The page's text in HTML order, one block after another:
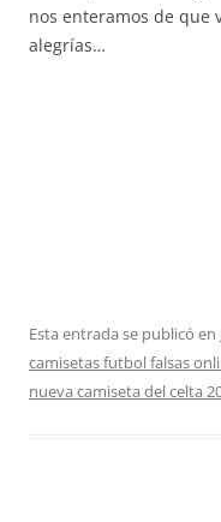
nos enteramos de que
alegrías…
Esta entrada se publicó en
camisetas futbol falsas
nueva camiseta del celta